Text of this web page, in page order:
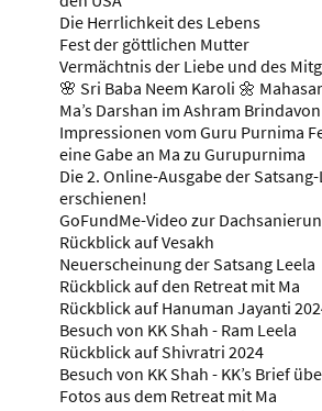
Die Herrlichkeit des Lebens
Fest der göttlichen Mutter
Vermächtnis der Liebe und des
🌸 Sri Baba Neem Karoli 🌼
Ma’s Darshan im Ashram
Impressionen vom Guru Purnima
eine Gabe an Ma zu Gurupurnima
Die 2. Online-Ausgabe der
erschienen!
GoFundMe-Video zur
Rückblick auf Vesakh
Neuerscheinung der Satsang Leela
Rückblick auf den Retreat mit Ma
Rückblick auf Hanuman Jayanti
Besuch von KK Shah - Ram Leela
Rückblick auf Shivratri 2024
Besuch von KK Shah - KK’s Brief
Fotos aus dem Retreat mit Ma